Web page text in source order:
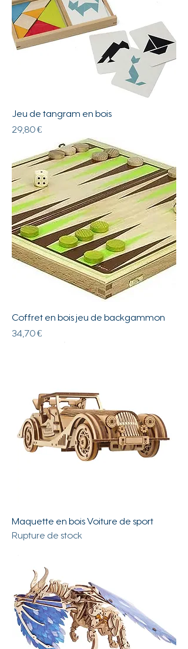
Jeu de tangram en bois
Prix
29,80 €
Coffret en bois jeu de backgammon
Prix
34,70 €
Maquette en bois Voiture de sport
Rupture de stock